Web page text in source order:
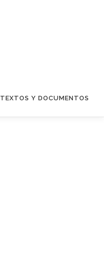
TEXTOS Y DOCUMENTOS